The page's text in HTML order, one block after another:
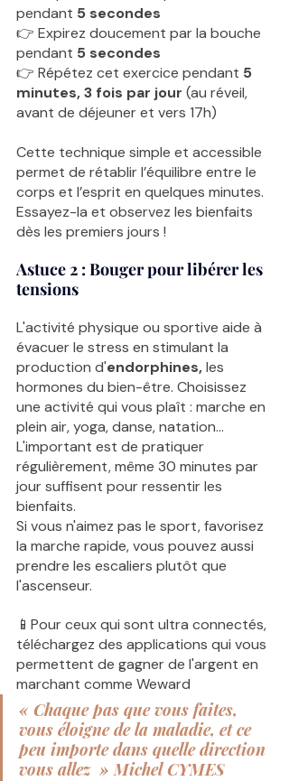
pendant 5 secondes
👉 Expirez doucement par la bouche
pendant 5 secondes
👉 Répétez cet exercice pendant 5
minutes, 3 fois par jour (au réveil,
avant de déjeuner et vers 17h)
Cette technique simple et accessible
permet de rétablir l’équilibre entre le
corps et l’esprit en quelques minutes.
Essayez-la et observez les bienfaits
dès les premiers jours !
Astuce 2 : Bouger pour libérer les
tensions
L'activité physique ou sportive aide à
évacuer le stress en stimulant la
production d'endorphines, les
hormones du bien-être. Choisissez
une activité qui vous plaît : marche en
plein air, yoga, danse, natation...
L'important est de pratiquer
régulièrement, même 30 minutes par
jour suffisent pour ressentir les
bienfaits.
Si vous n'aimez pas le sport, favorisez
la marche rapide, vous pouvez aussi
prendre les escaliers plutôt que
l'ascenseur.
📱Pour ceux qui sont ultra connectés,
téléchargez des applications qui vous
permettent de gagner de l'argent en
marchant comme Weward
« Chaque pas que vous faites,
vous éloigne de la maladie, et ce
peu importe dans quelle direction
vous allez  » Michel CYMES